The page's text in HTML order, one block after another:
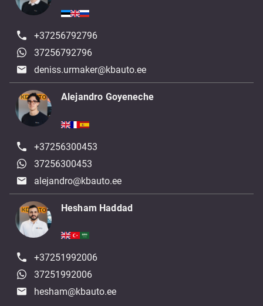
+37256792796
37256792796
deniss.urmaker@kbauto.ee
Alejandro Goyeneche
+37256300453
37256300453
alejandro@kbauto.ee
Hesham Haddad
+37251992006
37251992006
hesham@kbauto.ee